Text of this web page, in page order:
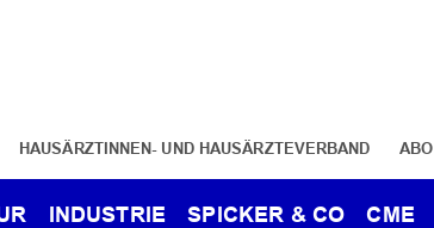
HAUSÄRZTINNEN- UND HAUSÄRZTEVERBAND ABO
INDUSTRIE SPICKER & CO CME